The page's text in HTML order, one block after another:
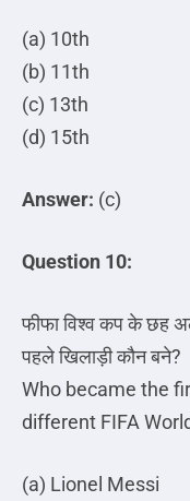
(a) 10th
(b) 11th
(c) 13th
(d) 15th
Answer: (c)
Question 10:
फीफाविश्वकपकेछह
पहलेखिलाड़ीकौनबने?
Who became the
different FIFA
(a) Lionel Messi